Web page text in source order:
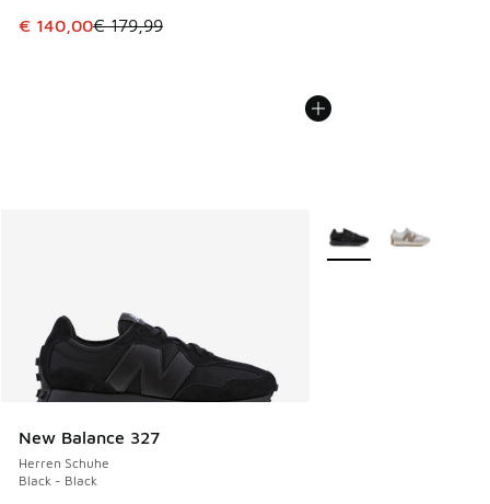
Dieser Artikel ist im Sale. Der Preis ist von € 179,99 auf €
€ 140,00€ 179,99
New Balance 327
Herren Schuhe
Black - Black
Weitere Farben